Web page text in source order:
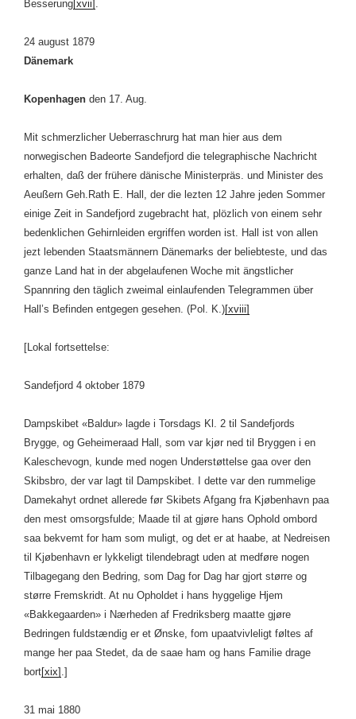
Besserung[xvii] .
24 august 1879
Dänemark
Kopenhagen den 17. Aug.
Mit schmerzlicher Ueberraschrurg hat man hier aus dem
norwegischen Badeorte Sandefjord die telegraphische Nachricht
erhalten, daß der frühere dänische Ministerpräs. und Minister des
Aeußern Geh.Rath E. Hall, der die lezten 12 Jahre jeden Sommer
einige Zeit in Sandefjord zugebracht hat, plözlich von einem sehr
bedenklichen Gehirnleiden ergriffen worden ist. Hall ist von allen
jezt lebenden Staatsmännern Dänemarks der beliebteste, und das
ganze Land hat in der abgelaufenen Woche mit ängstlicher
Spannring den täglich zweimal einlaufenden Telegrammen über
Hall’s Befinden entgegen gesehen. (Pol. K.)[xviii]
[Lokal fortsettelse:
Sandefjord 4 oktober 1879
Dampskibet «Baldur» lagde i Torsdags Kl. 2 til Sandefjords
Brygge, og Geheimeraad Hall, som var kjør ned til Bryggen i en
Kaleschevogn, kunde med nogen Understøttelse gaa over den
Skibsbro, der var lagt til Dampskibet. I dette var den rummelige
Damekahyt ordnet allerede før Skibets Afgang fra Kjøbenhavn paa
den mest omsorgsfulde; Maade til at gjøre hans Ophold ombord
saa bekvemt for ham som muligt, og det er at haabe, at Nedreisen
til Kjøbenhavn er lykkeligt tilendebragt uden at medføre nogen
Tilbagegang den Bedring, som Dag for Dag har gjort større og
større Fremskridt. At nu Opholdet i hans hyggelige Hjem
«Bakkegaarden» i Nærheden af Fredriksberg maatte gjøre
Bedringen fuldstændig er et Ønske, fom upaatvivleligt føltes af
mange her paa Stedet, da de saae ham og hans Familie drage
bort[xix] .]
31 mai 1880